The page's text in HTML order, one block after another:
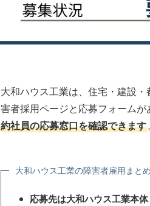
大和ハウス工業は、住宅・建設
害者採用ページと応募フォームが
約社員の応募窓口を確認できます
大和ハウス工業の障害者雇用まとめ
応募先は大和ハウス工業本体